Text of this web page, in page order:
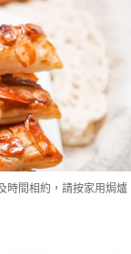
時間相約，請按家用焗爐